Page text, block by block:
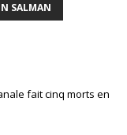
SALMAN
fait cinq morts en